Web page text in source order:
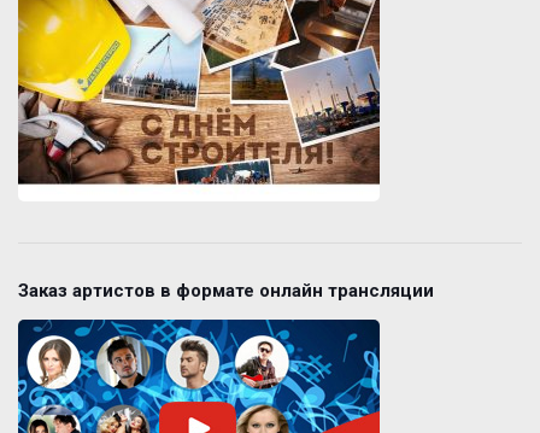
Заказ артистов в формате онлайн трансляции